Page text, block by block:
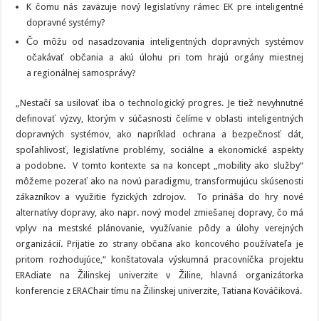
K čomu nás zaväzuje nový legislatívny rámec EK pre inteligentné
dopravné systémy?
Čo môžu od nasadzovania inteligentných dopravných systémov
očakávať občania a akú úlohu pri tom hrajú orgány miestnej
a regionálnej samosprávy?
„Nestačí sa usilovať iba o technologický progres. Je tiež nevyhnutné
definovať výzvy, ktorým v súčasnosti čelíme v oblasti inteligentných
dopravných systémov, ako napríklad ochrana a bezpečnosť dát,
spoľahlivosť, legislatívne problémy, sociálne a ekonomické aspekty
a podobne. V tomto kontexte sa na koncept „mobility ako služby“
môžeme pozerať ako na novú paradigmu, transformujúcu skúsenosti
zákazníkov a využitie fyzických zdrojov. To prináša do hry nové
alternatívy dopravy, ako napr. nový model zmiešanej dopravy, čo má
vplyv na mestské plánovanie, využívanie pôdy a úlohy verejných
organizácií. Prijatie zo strany občana ako koncového používateľa je
pritom rozhodujúce,“ konštatovala výskumná pracovníčka projektu
ERAdiate na Žilinskej univerzite v Žiline, hlavná organizátorka
konferencie z ERAChair tímu na Žilinskej univerzite, Tatiana Kováčiková.